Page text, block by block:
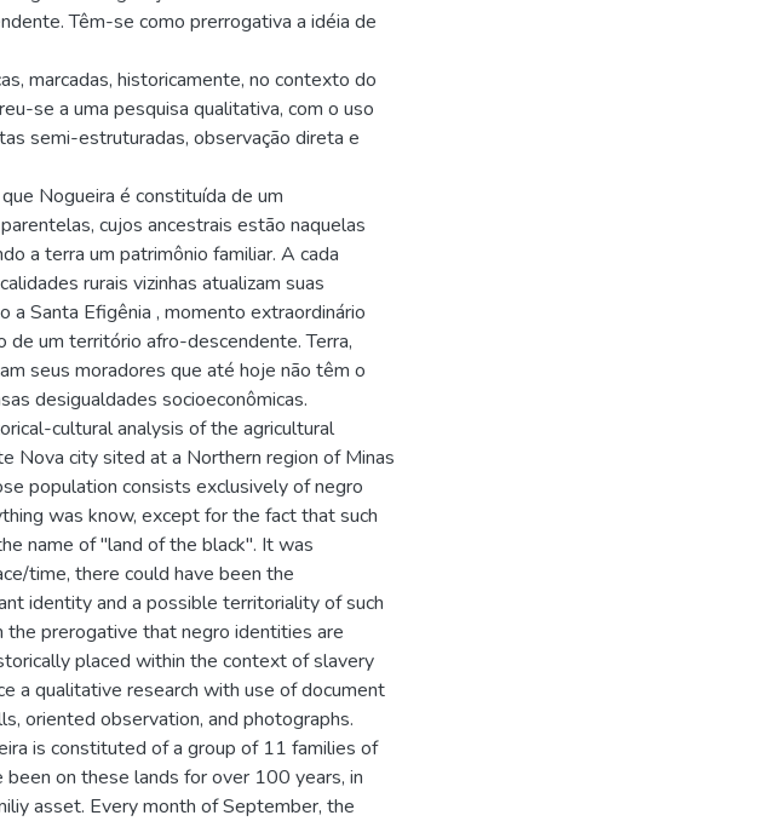
Têm-se como prerrogativa a idéia de
marcadas, historicamente, no contexto do
se a uma pesquisa qualitativa, com o uso
semi-estruturadas, observação direta e
Nogueira é constituída de um
cujos ancestrais estão naquelas
a terra um patrimônio familiar. A cada
rurais vizinhas atualizam suas
a Santa Efigênia , momento extraordinário
de um território afro-descendente. Terra,
seus moradores que até hoje não têm o
desigualdades socioeconômicas.
cultural analysis of the agricultural
Nova city sited at a Northern region of Minas
population consists exclusively of negro
was know, except for the fact that such
name of "land of the black". It was
time, there could have been the
identity and a possible territoriality of such
the prerogative that negro identities are
placed within the context of slavery
a qualitative research with use of document
oriented observation, and photographs.
is constituted of a group of 11 families of
on these lands for over 100 years, in
asset. Every month of September, the